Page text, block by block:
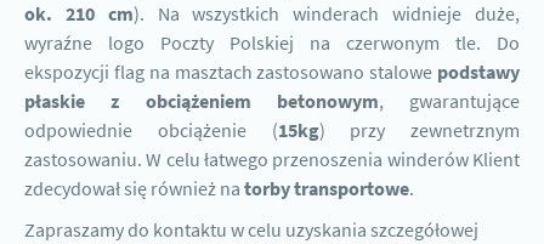
ok. 210 cm). Na wszystkich winderach widnieje duże,
wyraźne logo Poczty Polskiej na czerwonym tle. Do
ekspozycji flag na masztach zastosowano stalowe podstawy
płaskie z obciążeniem betonowym, gwarantujące
odpowiednie obciążenie (15kg) przy zewnetrznym
zastosowaniu. W celu łatwego przenoszenia winderów Klient
zdecydował się również na torby transportowe.
Zapraszamy do kontaktu w celu uzyskania szczegółowej